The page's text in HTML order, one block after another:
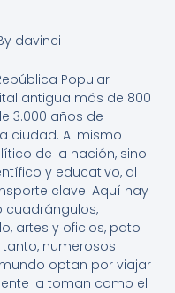
davinci
Popular
antigua más de 800
3.000 años de
ciudad. Al mismo
de la nación, sino
y educativo, al
clave. Aquí hay
cuadrángulos,
artes y oficios, pato
numerosos
optan por viajar
la toman como el